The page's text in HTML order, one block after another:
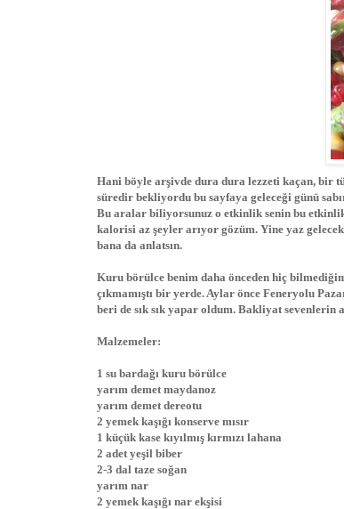
Hani böyle arşivde dura dura lezzeti kaçan, bir
süredir bekliyordu bu sayfaya geleceği günü
Bu aralar biliyorsunuz o etkinlik senin bu
kalorisi az şeyler arıyor gözüm. Yine yaz
bana da anlatsın.
Kuru börülce benim daha önceden hiç
çıkmamıştı bir yerde. Aylar önce Feneryolu
beri de sık sık yapar oldum. Bakliyat sevenlerin
Malzemeler:
1 su bardağı kuru börülce
yarım demet maydanoz
yarım demet dereotu
2 yemek kaşığı konserve mısır
1 küçük kase kıyılmış kırmızı lahana
2 adet yeşil biber
2-3 dal taze soğan
yarım nar
2 yemek kaşığı nar ekşisi